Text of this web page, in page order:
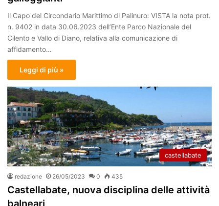
Il Capo del Circondario Marittimo di Palinuro: VISTA la nota prot.
n. 9402 in data 30.06.2023 dell’Ente Parco Nazionale del
Cilento e Vallo di Diano, relativa alla comunicazione di
affidamento…
Leggi di più »
castellabate
redazione 26/05/2023 0 435
Castellabate, nuova disciplina delle attività
balneari